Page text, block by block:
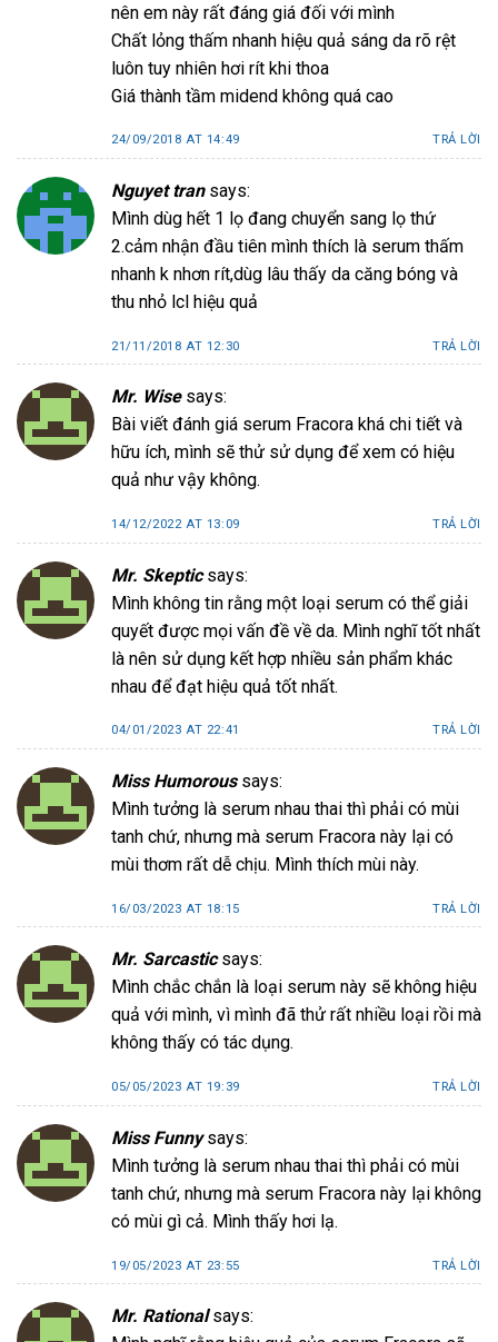
nên em này rất đáng giá đối với mình
Chất lỏng thấm nhanh hiệu quả sáng da rõ rệt
luôn tuy nhiên hơi rít khi thoa
Giá thành tầm midend không quá cao
24/09/2018 AT 14:49 TRẢ LỜI
Nguyet tran says:
Mình dùg hết 1 lọ đang chuyển sang lọ thứ
2.cảm nhận đầu tiên mình thích là serum thấm
nhanh k nhơn rít,dùg lâu thấy da căng bóng và
thu nhỏ lcl hiệu quả
21/11/2018 AT 12:30 TRẢ LỜI
Mr. Wise says:
Bài viết đánh giá serum Fracora khá chi tiết và
hữu ích, mình sẽ thử sử dụng để xem có hiệu
quả như vậy không.
14/12/2022 AT 13:09 TRẢ LỜI
Mr. Skeptic says:
Mình không tin rằng một loại serum có thể giải
quyết được mọi vấn đề về da. Mình nghĩ tốt nhất
là nên sử dụng kết hợp nhiều sản phẩm khác
nhau để đạt hiệu quả tốt nhất.
04/01/2023 AT 22:41 TRẢ LỜI
Miss Humorous says:
Mình tưởng là serum nhau thai thì phải có mùi
tanh chứ, nhưng mà serum Fracora này lại có
mùi thơm rất dễ chịu. Mình thích mùi này.
16/03/2023 AT 18:15 TRẢ LỜI
Mr. Sarcastic says:
Mình chắc chắn là loại serum này sẽ không hiệu
quả với mình, vì mình đã thử rất nhiều loại rồi mà
không thấy có tác dụng.
05/05/2023 AT 19:39 TRẢ LỜI
Miss Funny says:
Mình tưởng là serum nhau thai thì phải có mùi
tanh chứ, nhưng mà serum Fracora này lại không
có mùi gì cả. Mình thấy hơi lạ.
19/05/2023 AT 23:55 TRẢ LỜI
Mr. Rational says: